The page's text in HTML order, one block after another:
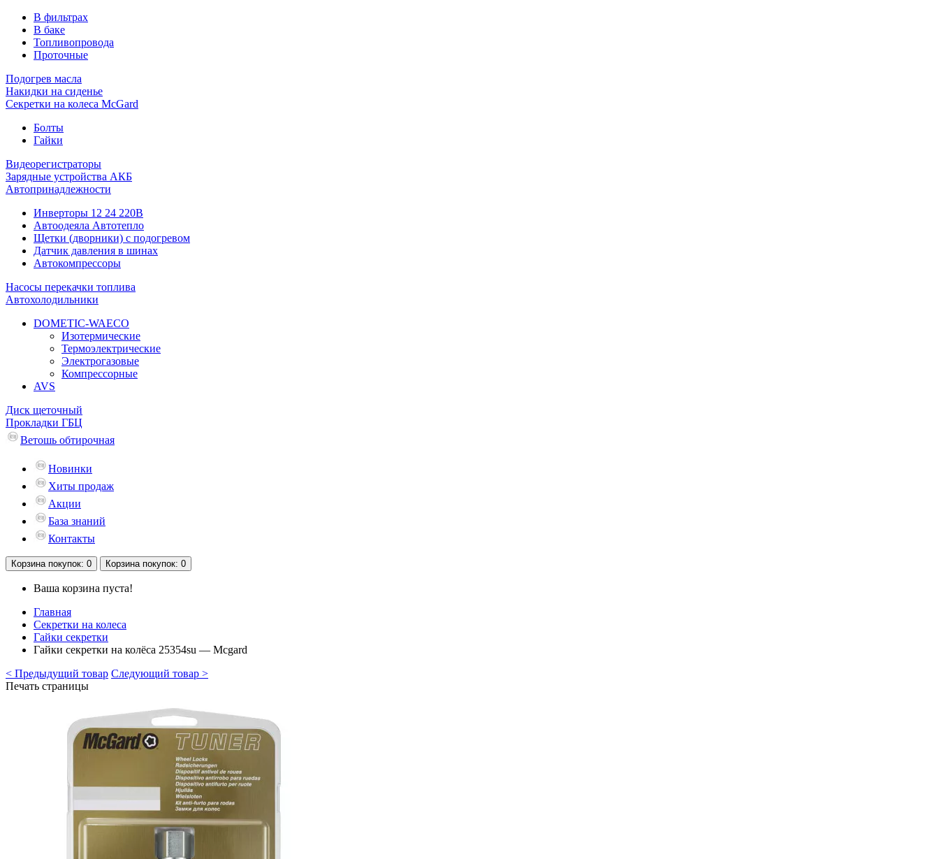
В фильтрах
В баке
Топливопровода
Проточные
Подогрев масла
Накидки на сиденье
Секретки на колеса McGard
Болты
Гайки
Видеорегистраторы
Зарядные устройства АКБ
Автопринадлежности
Инверторы 12 24 220В
Автоодеяла Автотепло
Щетки (дворники) с подогревом
Датчик давления в шинах
Автокомпрессоры
Насосы перекачки топлива
Автохолодильники
DOMETIC-WAECO
Изотермические
Термоэлектрические
Электрогазовые
Компрессорные
AVS
Диск щеточный
Прокладки ГБЦ
Ветошь обтирочная
Новинки
Хиты продаж
Акции
База знаний
Контакты
Корзина покупок: 0 Корзина покупок: 0
Ваша корзина пуста!
Главная
Секретки на колеса
Гайки секретки
Гайки секретки на колёса 25354su — Mcgard
< Предыдущий товар Следующий товар >
Печать страницы